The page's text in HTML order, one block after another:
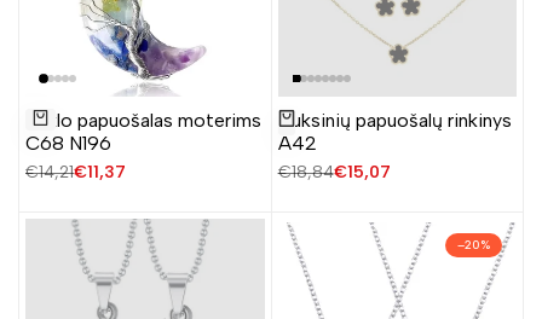
Pridėti
į
norų
Į krepšelį
Kaklo papuošalas moterims
C68 N196
Įprasta
€14,21Pardavimo
€11,37
Žiūrėti produktą
Auksinių papuošalų rinkinys
A42
Įprasta
€18,84Pardavimo
€15,07
–20%